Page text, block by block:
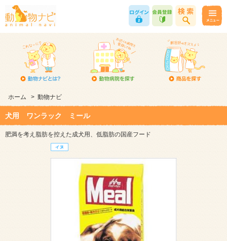
ホーム > 動物ナビ
犬用 ワンラック ミール
肥満を考え脂肪を控えた成犬用、低脂肪の国産フード